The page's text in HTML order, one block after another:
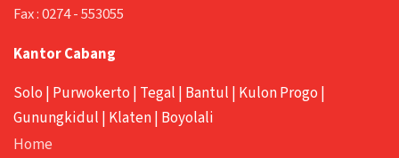
Fax :0274 - 553055
Kantor Cabang
Solo | Purwokerto | Tegal | Bantul | Kulon Progo |
Gunungkidul | Klaten| Boyolali
Home